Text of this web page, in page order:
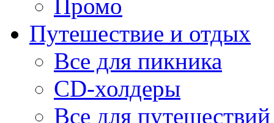
Промо
Путешествие и отдых
Все для пикника
CD-холдеры
Все для путешествий